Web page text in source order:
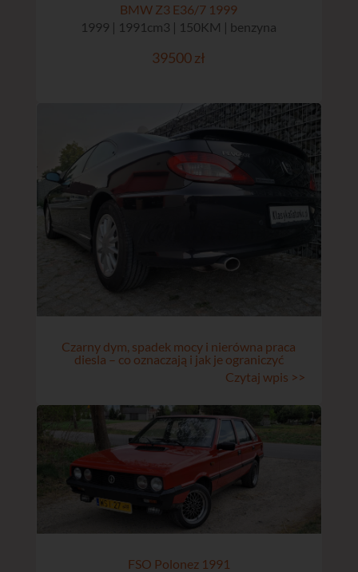
BMW Z3 E36/7 1999
1999 | 1991cm3 | 150KM | benzyna
39500 zł
Czarny dym, spadek mocy i nierówna praca
diesla – co oznaczają i jak je ograniczyć
Czytaj wpis >>
FSO Polonez 1991